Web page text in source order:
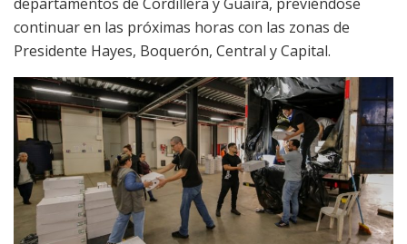
continuar en las próximas horas con las zonas de
Presidente Hayes, Boquerón, Central y Capital.